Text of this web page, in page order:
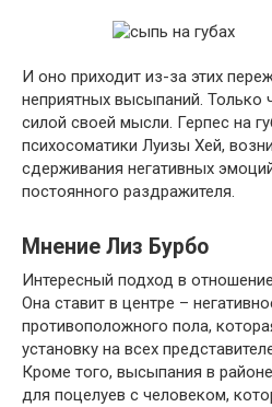
И оно приходит из-за этих
неприятных высыпаний. Только
силой своей мысли. Герпес на
психосоматики Луизы Хей,
сдерживания негативных
постоянного раздражителя.
Мнение Лиз Бурбо
Интересный подход в
Она ставит в центре –
противоположного пола,
установку на всех
Кроме того, высыпания в
для поцелуев с человеком,